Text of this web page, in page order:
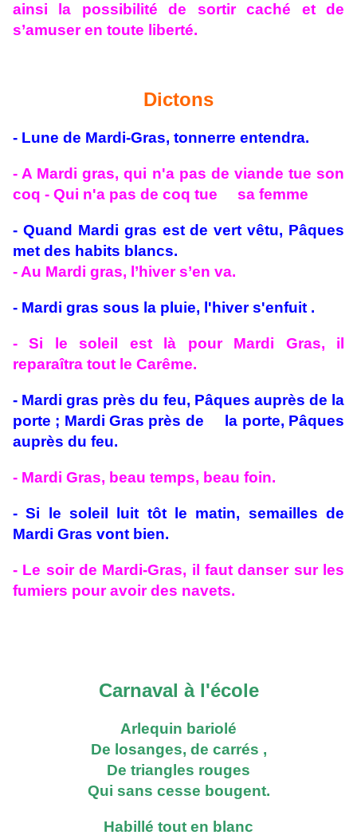
ainsi la possibilité de sortir caché et de
s’amuser en toute liberté.
Dictons
- Lune de Mardi-Gras, tonnerre entendra.
- A Mardi gras, qui n'a pas de viande tue son
coq - Qui n'a pas de coq tue sa femme
- Quand Mardi gras est de vert vêtu, Pâques
met des habits blancs.
- Au Mardi gras, l’hiver s’en va.
- Mardi gras sous la pluie, l'hiver s'enfuit .
- Si le soleil est là pour Mardi Gras, il
reparaîtra tout le Carême.
- Mardi gras près du feu, Pâques auprès de la
porte ; Mardi Gras près de la porte, Pâques
auprès du feu.
- Mardi Gras, beau temps, beau foin.
- Si le soleil luit tôt le matin, semailles de
Mardi Gras vont bien.
- Le soir de Mardi-Gras, il faut danser sur les
fumiers pour avoir des navets.
Carnaval à l'école
Arlequin bariolé
De losanges, de carrés ,
De triangles rouges
Qui sans cesse bougent.
Habillé tout en blanc